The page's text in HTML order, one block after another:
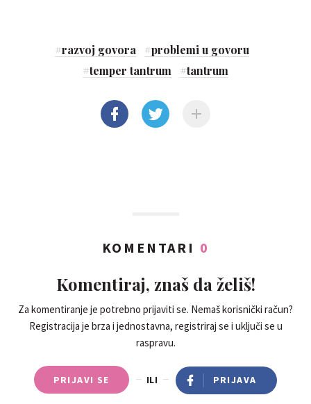
#razvoj govora #problemi u govoru
#temper tantrum #tantrum
KOMENTARI 0
Komentiraj, znaš da želiš!
Za komentiranje je potrebno prijaviti se. Nemaš korisnički račun?
Registracija je brza i jednostavna, registriraj se i uključi se u
raspravu.
PRIJAVI SE ILI PRIJAVA